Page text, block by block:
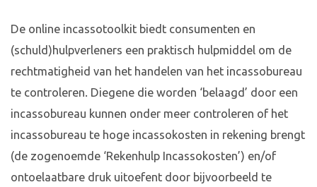
De online incassotoolkit biedt consumenten en
(schuld)hulpverleners een praktisch hulpmiddel om de
rechtmatigheid van het handelen van het incassobureau
te controleren. Diegene die worden ‘belaagd’ door een
incassobureau kunnen onder meer controleren of het
incassobureau te hoge incassokosten in rekening brengt
(de zogenoemde ‘Rekenhulp Incassokosten’) en/of
ontoelaatbare druk uitoefent door bijvoorbeeld te